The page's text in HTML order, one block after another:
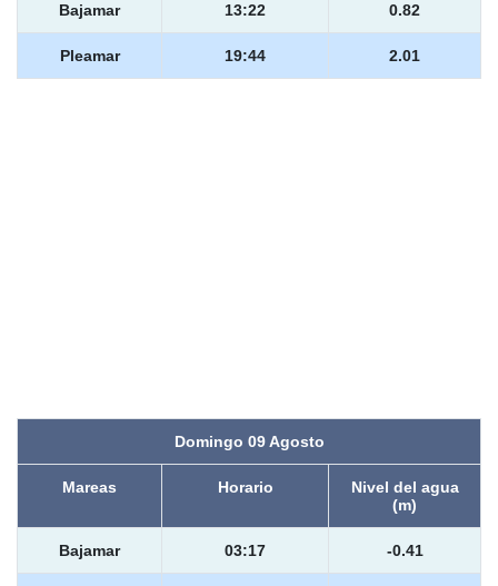
Bajamar 13:22 0.82
Pleamar 19:44 2.01
Domingo 09 Agosto
Mareas Horario
Nivel del agua
(m)
Bajamar 03:17 -0.41